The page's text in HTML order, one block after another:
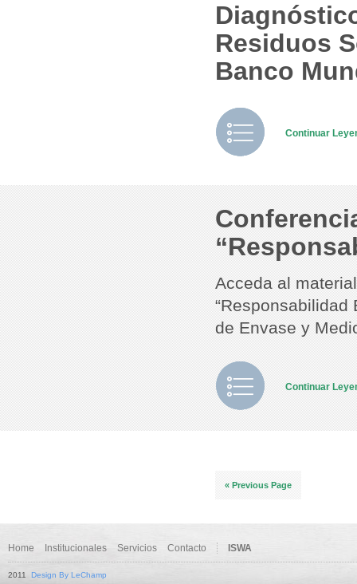
Residuos
Banco
Continuar
Acceda al
“Responsabilidad
de Envase y
Continuar
« Previous Page
Home Institucionales Servicios Contacto ISWA
2011 Design By LeChamp